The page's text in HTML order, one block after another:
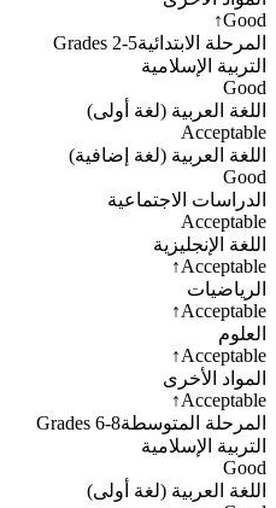
Good
↑
المرحلة الابتدائيةGrades 2-5
التربية الإسلامية
Good
اللغة العربية (لغة أولى)
Acceptable
اللغة العربية (لغة إضافية)
Good
الدراسات الاجتماعية
Acceptable
اللغة الإنجليزية
Acceptable
↑
الرياضيات
Acceptable
↑
العلوم
Acceptable
↑
المواد الأخرى
Acceptable
↑
المرحلة المتوسطةGrades 6-8
التربية الإسلامية
Good
اللغة العربية (لغة أولى)